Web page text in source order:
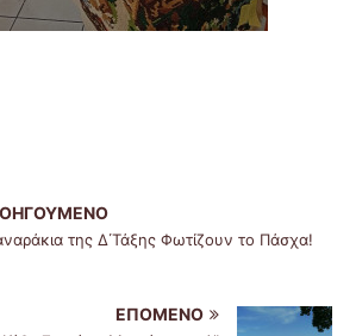
της Δ΄Τάξης Φωτίζουν το Πάσχα!
ΕΠΌΜΕΝΟ